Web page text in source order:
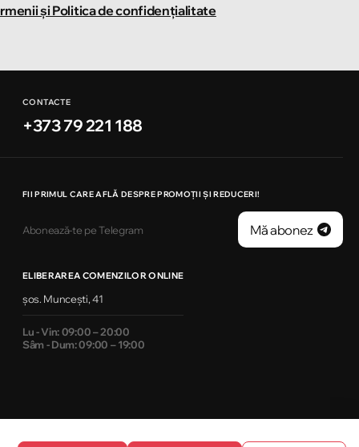
și Politica de confidențialitate
CONTACTE
+373 79 221 188
FII PRIMUL CARE AFLĂ DESPRE PROMOȚII ȘI REDUCERI!
Abonează-te pe Telegram Mă abonez
ELIBERAREA COMENZILOR ONLINE
șos. Muncești, 41
Lu - Vin: 09:00 – 20:00
Sâm - Dum: 09:00 – 19:00